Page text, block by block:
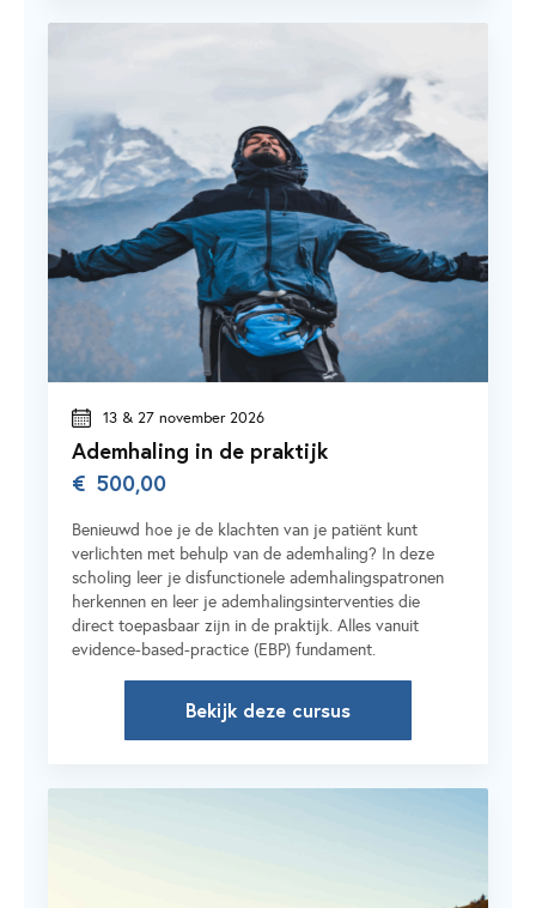
13 & 27 november 2026
Ademhaling in de praktijk
€ 500,00
Benieuwd hoe je de klachten van je patiënt kunt
verlichten met behulp van de ademhaling? In deze
scholing leer je disfunctionele ademhalingspatronen
herkennen en leer je ademhalingsinterventies die
direct toepasbaar zijn in de praktijk. Alles vanuit
evidence-based-practice (EBP) fundament.
Bekijk deze cursus